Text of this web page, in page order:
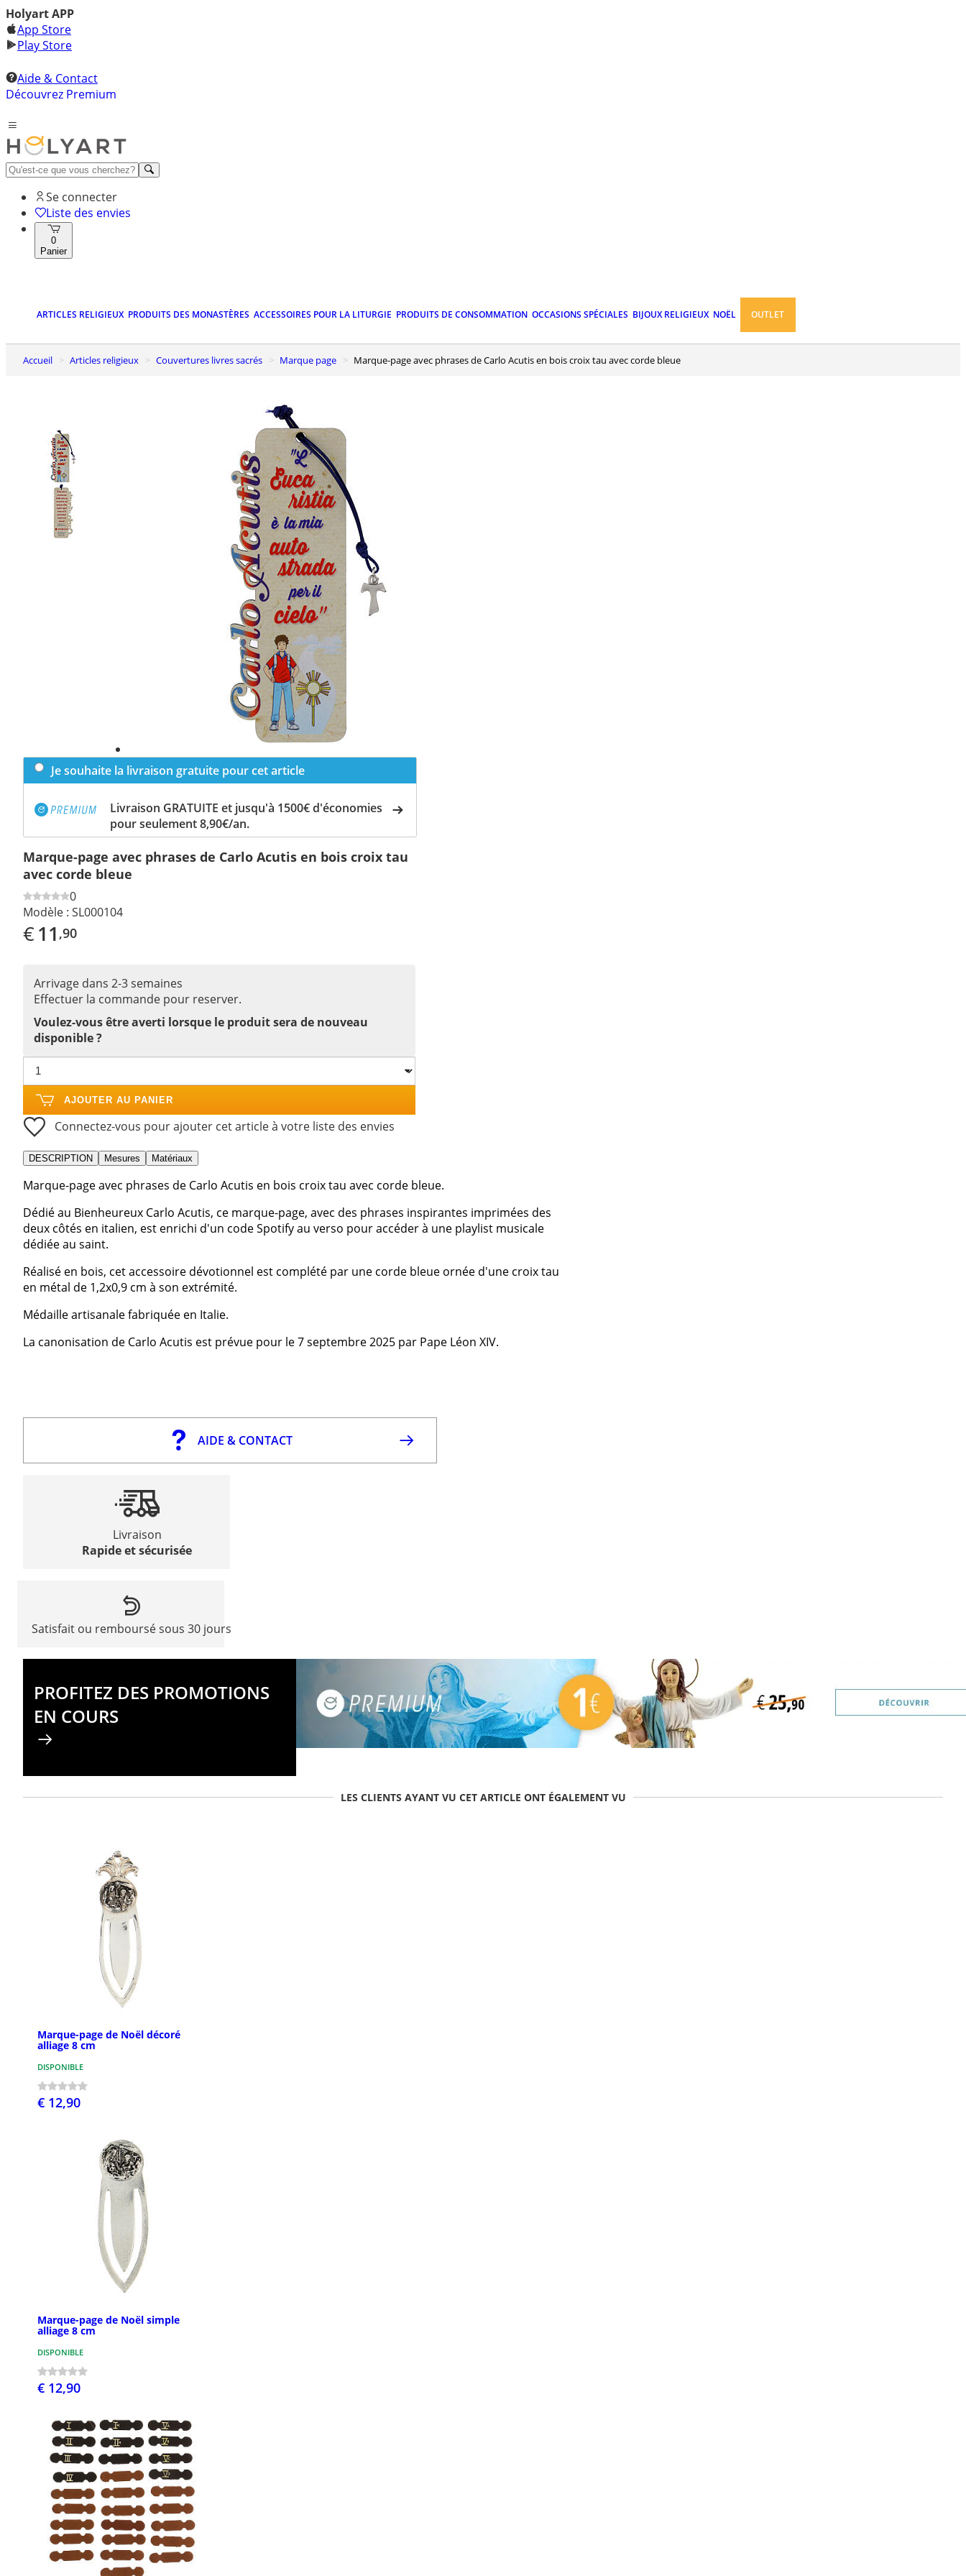
Holyart APP
App Store
Play Store
Aide & Contact
Découvrez Premium
Se connecter
Liste des envies
0
Panier
ARTICLES RELIGIEUX PRODUITS DES MONASTÈRES ACCESSOIRES POUR LA LITURGIE PRODUITS DE CONSOMMATION OCCASIONS SPÉCIALES BIJOUX RELIGIEUX NOËL OUTLET
Accueil Articles religieux Couvertures livres sacrés Marque page Marque-page avec phrases de Carlo Acutis en bois croix tau avec corde bleue
Je souhaite la livraison gratuite pour cet article
Livraison GRATUITE et jusqu'à 1500€ d'économies
pour seulement 8,90€/an.
Marque-page avec phrases de Carlo Acutis en bois croix tau
avec corde bleue
0
Modèle : SL000104
€11 ,90
Arrivage dans 2-3 semaines
Effectuer la commande pour reserver.
Voulez-vous être averti lorsque le produit sera de nouveau
disponible ?
AJOUTER AU PANIER
Connectez-vous pour ajouter cet article à votre liste des envies
DESCRIPTION Mesures Matériaux
Marque-page avec phrases de Carlo Acutis en bois croix tau avec corde bleue.
Dédié au Bienheureux Carlo Acutis, ce marque-page, avec des phrases inspirantes imprimées des
deux côtés en italien, est enrichi d'un code Spotify au verso pour accéder à une playlist musicale
dédiée au saint.
Réalisé en bois, cet accessoire dévotionnel est complété par une corde bleue ornée d'une croix tau
en métal de 1,2x0,9 cm à son extrémité.
Médaille artisanale fabriquée en Italie.
La canonisation de Carlo Acutis est prévue pour le 7 septembre 2025 par Pape Léon XIV.
AIDE & CONTACT
Livraison
Rapide et sécurisée
Satisfait ou remboursé sous 30 jours
PROFITEZ DES PROMOTIONS
EN COURS
LES CLIENTS AYANT VU CET ARTICLE ONT ÉGALEMENT VU
Marque-page de Noël décoré
alliage 8 cm
DISPONIBLE
€ 12,90
Marque-page de Noël simple
alliage 8 cm
DISPONIBLE
€ 12,90